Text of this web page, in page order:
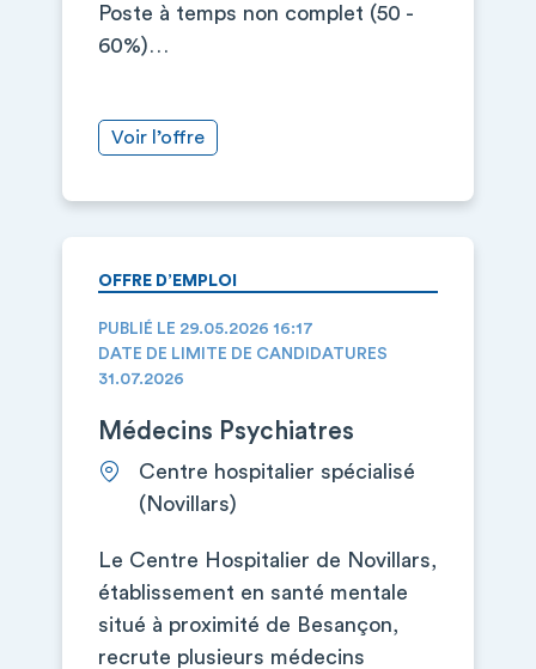
Poste à temps non complet (50 -
60%)…
Voir l’offre
OFFRE D’EMPLOI
PUBLIÉ LE 29.05.2026 16:17
DATE DE LIMITE DE CANDIDATURES
31.07.2026
Médecins Psychiatres
Centre hospitalier spécialisé
(Novillars)
Le Centre Hospitalier de Novillars,
établissement en santé mentale
situé à proximité de Besançon,
recrute plusieurs médecins